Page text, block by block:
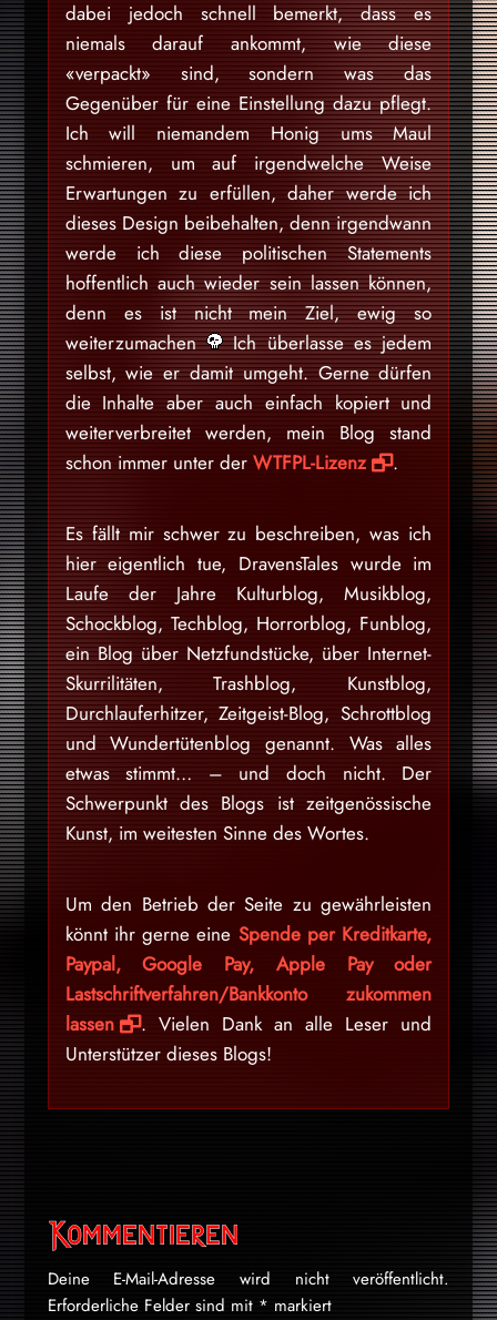
dabei jedoch schnell bemerkt, dass es
niemals darauf ankommt, wie diese
«verpackt» sind, sondern was das
Gegenüber für eine Einstellung dazu pflegt.
Ich will niemandem Honig ums Maul
schmieren, um auf irgendwelche Weise
Erwartungen zu erfüllen, daher werde ich
dieses Design beibehalten, denn irgendwann
werde ich diese politischen Statements
hoffentlich auch wieder sein lassen können,
denn es ist nicht mein Ziel, ewig so
weiterzumachen
Ich überlasse es jedem
selbst, wie er damit umgeht. Gerne dürfen
die Inhalte aber auch einfach kopiert und
weiterverbreitet werden, mein Blog stand
schon immer unter der WTFPL-Lizenz .
Es fällt mir schwer zu beschreiben, was ich
hier eigentlich tue, DravensTales wurde im
Laufe der Jahre Kulturblog, Musikblog,
Schockblog, Techblog, Horrorblog, Funblog,
ein Blog über Netzfundstücke, über Internet-
Skurrilitäten, Trashblog, Kunstblog,
Durchlauferhitzer, Zeitgeist-Blog, Schrottblog
und Wundertütenblog genannt. Was alles
etwas stimmt… – und doch nicht. Der
Schwerpunkt des Blogs ist zeitgenössische
Kunst, im weitesten Sinne des Wortes.
Um den Betrieb der Seite zu gewährleisten
könnt ihr gerne eine Spende per Kreditkarte,
Paypal, Google Pay, Apple Pay oder
Lastschriftverfahren/Bankkonto zukommen
lassen
. Vielen Dank an alle Leser und
Unterstützer dieses Blogs!
Kommentieren
Deine E-Mail-Adresse wird nicht veröffentlicht.
Erforderliche Felder sind mit * markiert